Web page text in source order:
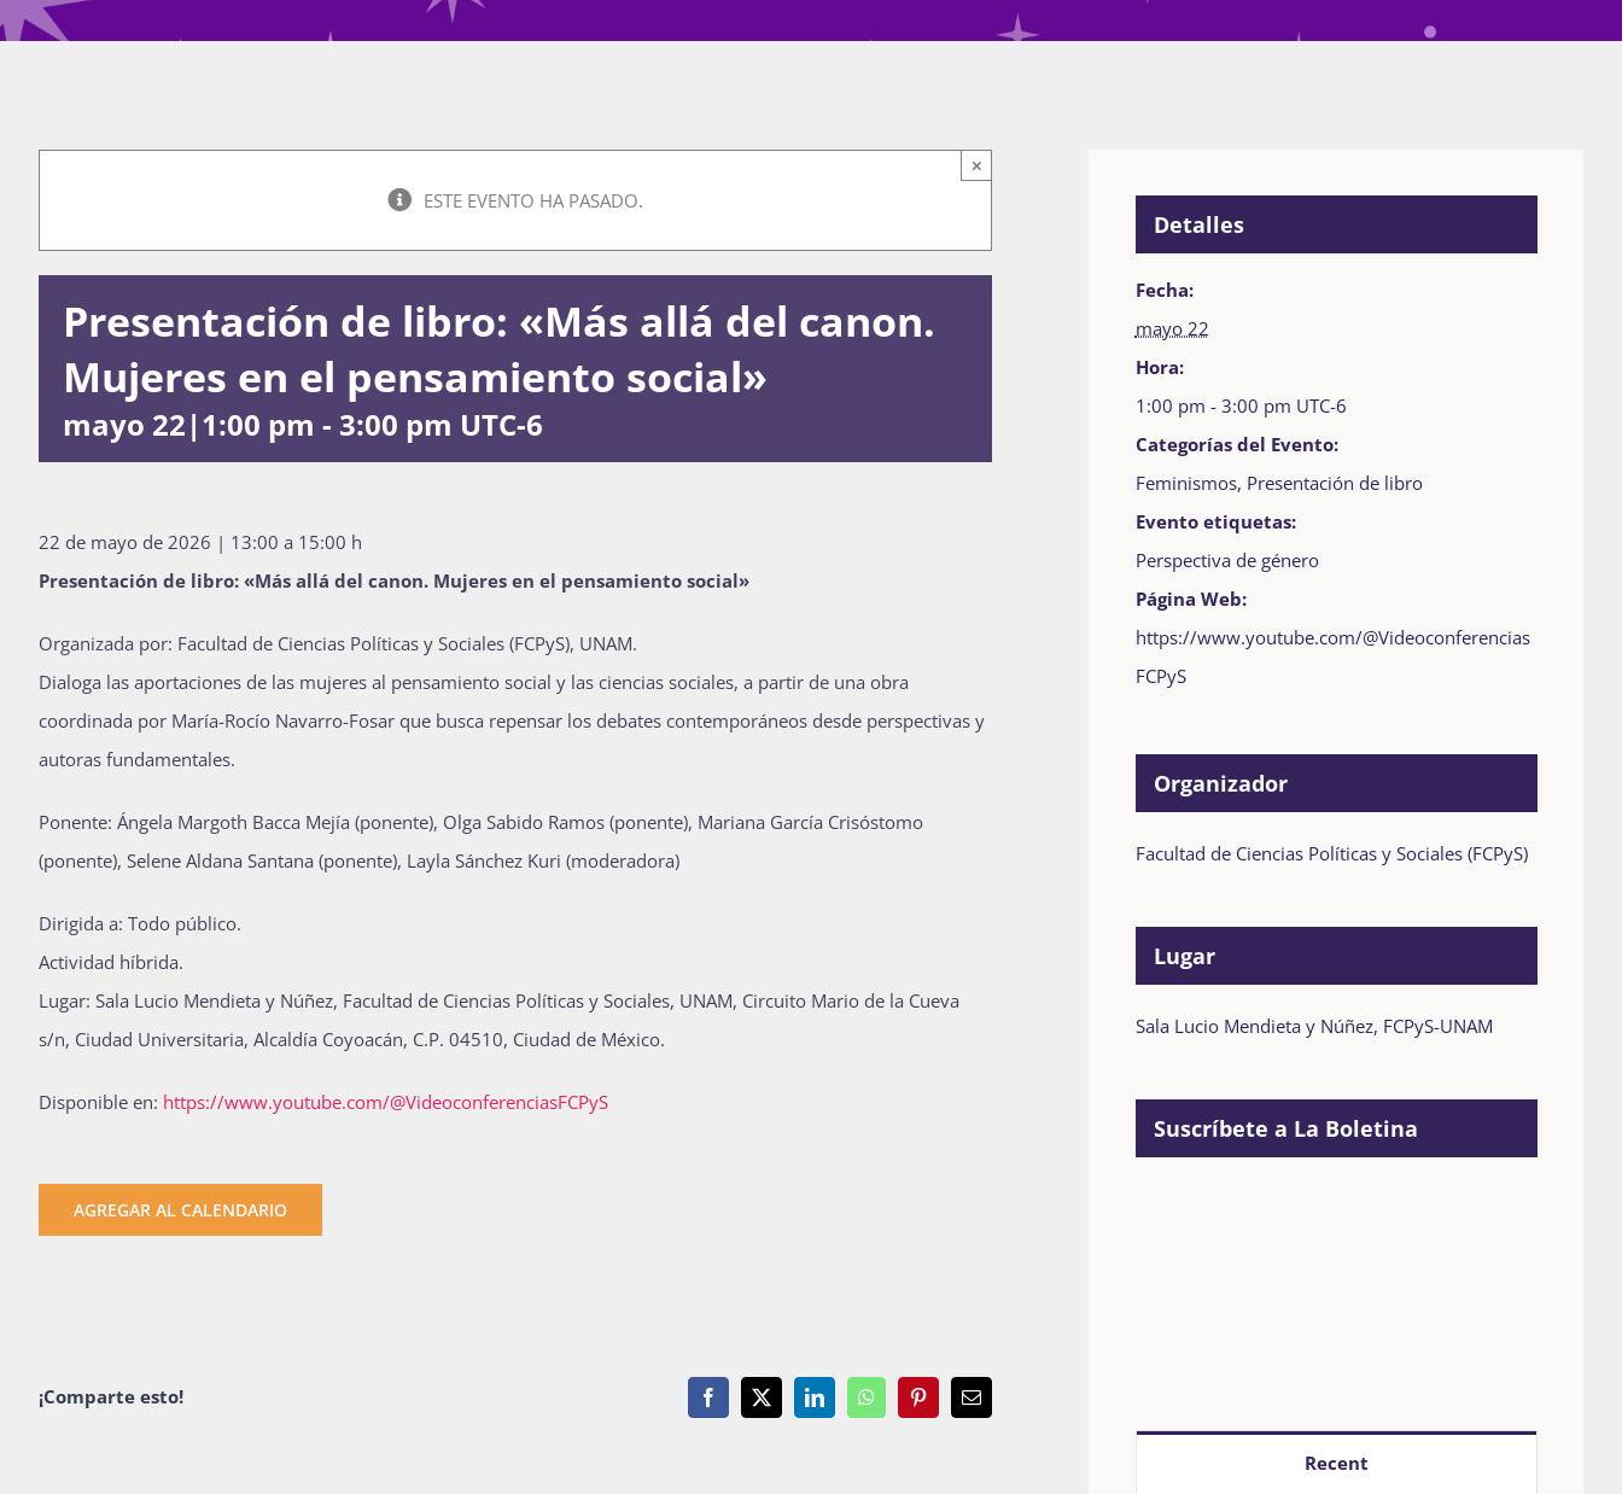
ESTE EVENTO HA PASADO.
×
Presentación de libro: «Más allá del canon.
Mujeres en el pensamiento social»
mayo 22|1:00 pm - 3:00 pm UTC-6
22 de mayo de 2026 | 13:00 a 15:00 h
Presentación de libro: «Más allá del canon. Mujeres en el pensamiento social»
Organizada por: Facultad de Ciencias Políticas y Sociales (FCPyS), UNAM.
Dialoga las aportaciones de las mujeres al pensamiento social y las ciencias sociales, a partir de una obra
coordinada por María-Rocío Navarro-Fosar que busca repensar los debates contemporáneos desde perspectivas y
autoras fundamentales.
Ponente: Ángela Margoth Bacca Mejía (ponente), Olga Sabido Ramos (ponente), Mariana García Crisóstomo
(ponente), Selene Aldana Santana (ponente), Layla Sánchez Kuri (moderadora)
Dirigida a: Todo público.
Actividad híbrida.
Lugar: Sala Lucio Mendieta y Núñez, Facultad de Ciencias Políticas y Sociales, UNAM, Circuito Mario de la Cueva
s/n, Ciudad Universitaria, Alcaldía Coyoacán, C.P. 04510, Ciudad de México.
Disponible en: https://www.youtube.com/@VideoconferenciasFCPyS
AGREGAR AL CALENDARIO
¡Comparte esto! Facebook
X LinkedInWhatsAppPinterestEmail
Detalles
Fecha:
mayo 22
Hora:
1:00 pm - 3:00 pm UTC-6
Categorías del Evento:
Feminismos, Presentación de libro
Evento etiquetas:
Perspectiva de género
Página Web:
https://www.youtube.com/@Videoconferencias
FCPyS
Organizador
Facultad de Ciencias Políticas y Sociales (FCPyS)
Lugar
Sala Lucio Mendieta y Núñez, FCPyS-UNAM
Suscríbete a La Boletina
Recent